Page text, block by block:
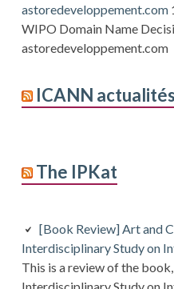
astoredeveloppement.com
WIPO Domain Name
astoredeveloppement.com
ICANN actualités
The IPKat
[Book Review] Art and
Interdisciplinary Study on
This is a review of the